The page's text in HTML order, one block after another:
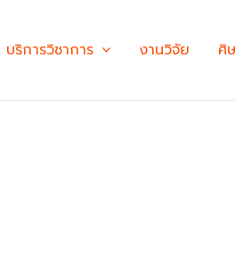
บริการวิชาการ งานวิจัย ศิ